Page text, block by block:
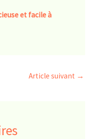
et facile à
Article suivant →